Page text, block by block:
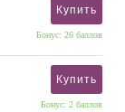
Купить
Бонус: 26 баллов
Купить
Бонус: 2 баллов